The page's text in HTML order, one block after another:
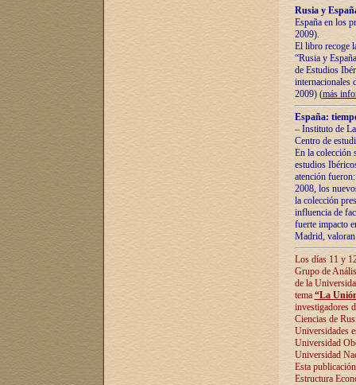
Rusia y
España en los
2009).
El libro recoge
“Rusia y
de Estudios
internacionales
2009) (más
España:
– Instituto de
Centro de
En la colección
estudios
atención
2008, los
la colección
influencia de
fuerte impacto
Madrid,
Los días 11 y
Grupo de
de la
tema “La
investigadores
Ciencias de
Universidades
Universidad
Universidad
Esta
Estructura